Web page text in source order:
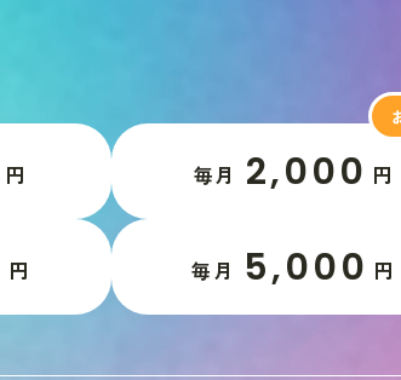
円 毎月 2,000 円
円 毎月 5,000 円